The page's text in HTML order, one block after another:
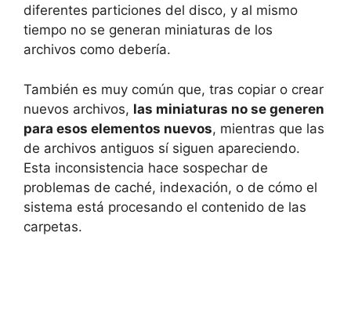
diferentes particiones del disco, y al mismo
tiempo no se generan miniaturas de los
archivos como debería.
También es muy común que, tras copiar o crear
nuevos archivos, las miniaturas no se generen
para esos elementos nuevos, mientras que las
de archivos antiguos sí siguen apareciendo.
Esta inconsistencia hace sospechar de
problemas de caché, indexación, o de cómo el
sistema está procesando el contenido de las
carpetas.